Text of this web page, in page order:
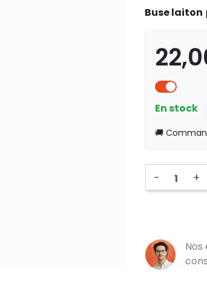
Buse laiton
En stock
🚚
- +